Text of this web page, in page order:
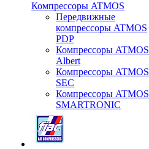
Компрессоры ATMOS
Передвижные
компрессоры ATMOS
PDP
Компрессоры ATMOS
Albert
Компрессоры ATMOS
SEC
Компрессоры ATMOS
SMARTRONIC